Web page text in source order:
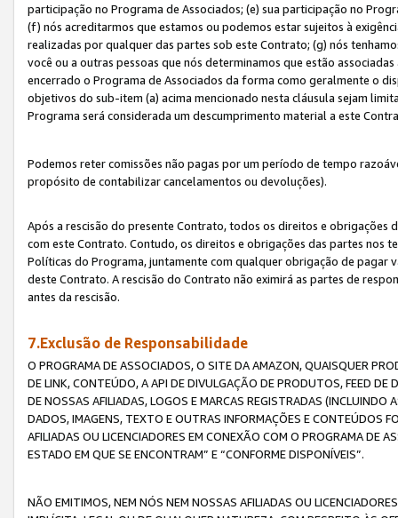
participação no Programa de Associados; (e) sua participação no
(f) nós acreditarmos que estamos ou podemos estar sujeitos à
realizadas por qualquer das partes sob este Contrato; (g) nós
você ou a outras pessoas que nós determinamos que estão
encerrado o Programa de Associados da forma como geralmente o
objetivos do sub-item (a) acima mencionado nesta cláusula sejam
Programa será considerada um descumprimento material a este
Podemos reter comissões não pagas por um período de tempo
propósito de contabilizar cancelamentos ou devoluções).
Após a rescisão do presente Contrato, todos os direitos e obrigações
com este Contrato. Contudo, os direitos e obrigações das partes nos
Políticas do Programa, juntamente com qualquer obrigação de
deste Contrato. A rescisão do Contrato não eximirá as partes de
antes da rescisão.
7.Exclusão de Responsabilidade
O PROGRAMA DE ASSOCIADOS, O SITE DA AMAZON, QUAISQUER
DE LINK, CONTEÚDO, A API DE DIVULGAÇÃO DE PRODUTOS, FEED
DE NOSSAS AFILIADAS, LOGOS E MARCAS REGISTRADAS
DADOS, IMAGENS, TEXTO E OUTRAS INFORMAÇÕES E CONTEÚDOS
AFILIADAS OU LICENCIADORES EM CONEXÃO COM O PROGRAMA DE
ESTADO EM QUE SE ENCONTRAM” E “CONFORME DISPONÍVEIS”.
NÃO EMITIMOS, NEM NÓS NEM NOSSAS AFILIADAS OU